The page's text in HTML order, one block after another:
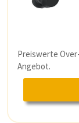
Preiswerte
Angebot.